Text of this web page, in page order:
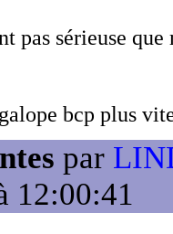
pas sérieuse
bcp plus
par
12:00:41